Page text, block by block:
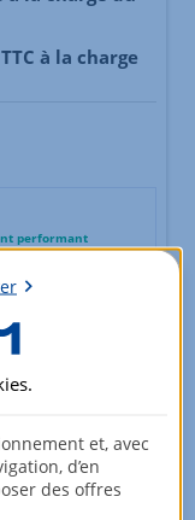
à la charge
performant
.
et, avec
d’en
des offres